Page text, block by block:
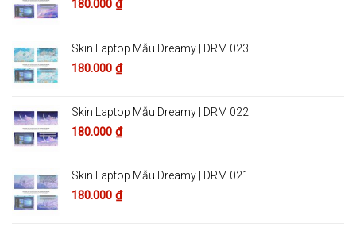
180.000 ₫
Skin Laptop Mẫu Dreamy | DRM 023
180.000 ₫
Skin Laptop Mẫu Dreamy | DRM 022
180.000 ₫
Skin Laptop Mẫu Dreamy | DRM 021
180.000 ₫